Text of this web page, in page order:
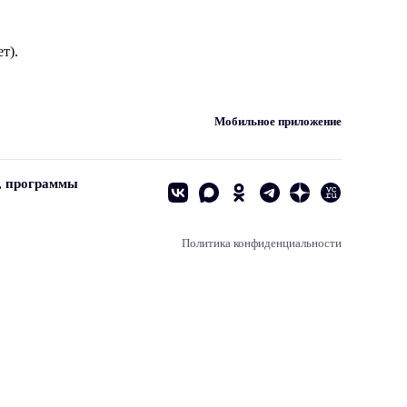
Мобильное приложение
программы
Политика конфиденциальности